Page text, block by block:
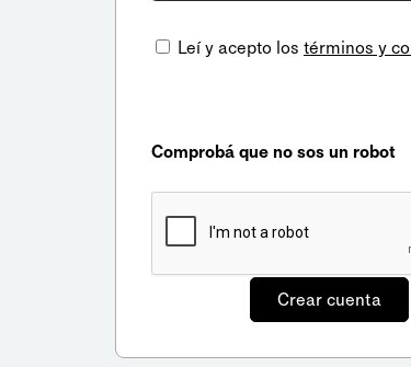
Leí y acepto los términos y
Comprobá que no sos un robot